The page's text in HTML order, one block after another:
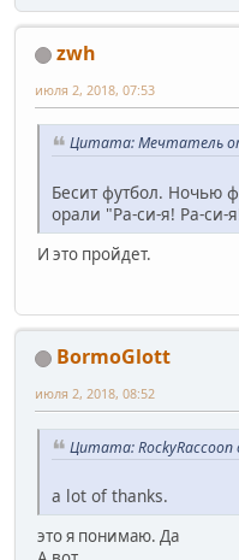
zwh
июля 2, 2018, 07:53
Цитата: Мечтатель
Бесит футбол. Ночью
орали "Ра-си-я! Ра-си-
И это пройдет.
BormoGlott
июля 2, 2018, 08:52
Цитата:
a lot of thanks.
это я понимаю. Да